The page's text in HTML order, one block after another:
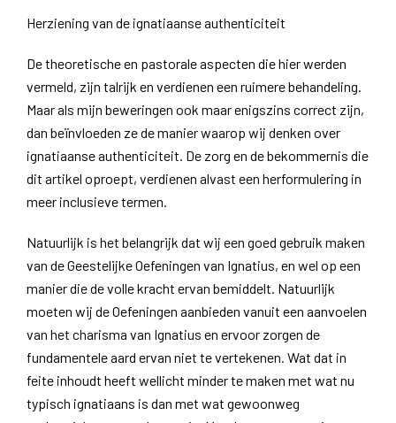
Herziening van de ignatiaanse authenticiteit
De theoretische en pastorale aspecten die hier werden
vermeld, zijn talrijk en verdienen een ruimere behandeling.
Maar als mijn beweringen ook maar enigszins correct zijn,
dan beïnvloeden ze de manier waarop wij denken over
ignatiaanse authenticiteit. De zorg en de bekommernis die
dit artikel oproept, verdienen alvast een herformulering in
meer inclusieve termen.
Natuurlijk is het belangrijk dat wij een goed gebruik maken
van de Geestelijke Oefeningen van Ignatius, en wel op een
manier die de volle kracht ervan bemiddelt. Natuurlijk
moeten wij de Oefeningen aanbieden vanuit een aanvoelen
van het charisma van Ignatius en ervoor zorgen de
fundamentele aard ervan niet te vertekenen. Wat dat in
feite inhoudt heeft wellicht minder te maken met wat nu
typisch ignatiaans is dan met wat gewoonweg